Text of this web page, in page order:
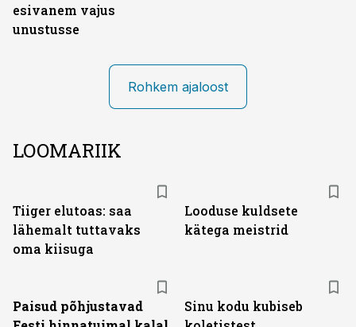
esivanem vajus
unustusse
Rohkem ajaloost
LOOMARIIK
Tiiger elutoas: saa
lähemalt tuttavaks
oma kiisuga
Looduse kuldsete
kätega meistrid
Paisud põhjustavad
Sinu kodu kubiseb